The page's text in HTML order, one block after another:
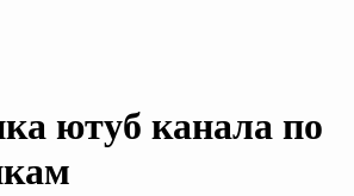
ютуб канала по